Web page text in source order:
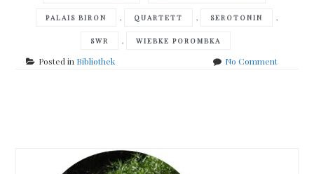
PALAIS BIRON , QUARTETT , SEROTONIN ,
SWR , WIEBKE POROMBKA
Posted in Bibliothek No Commenton
navigation